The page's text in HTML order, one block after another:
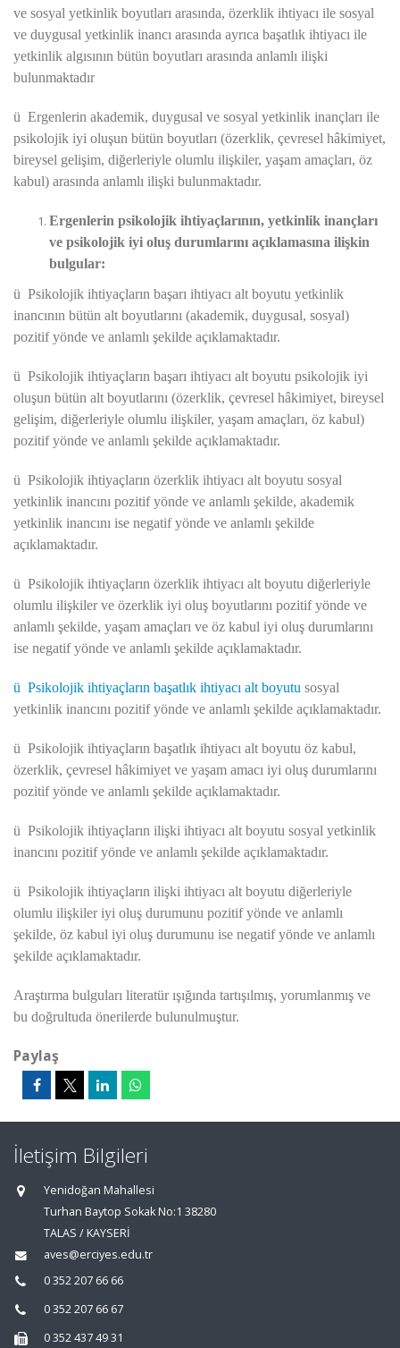
ve sosyal yetkinlik boyutları arasında, özerklik ihtiyacı ile sosyal
ve duygusal yetkinlik inancı arasında ayrıca başatlık ihtiyacı ile
yetkinlik algısının bütün boyutları arasında anlamlı ilişki
bulunmaktadır
ü Ergenlerin akademik, duygusal ve sosyal yetkinlik inançları ile
psikolojik iyi oluşun bütün boyutları (özerklik, çevresel hâkimiyet,
bireysel gelişim, diğerleriyle olumlu ilişkiler, yaşam amaçları, öz
kabul) arasında anlamlı ilişki bulunmaktadır.
Ergenlerin psikolojik ihtiyaçlarının, yetkinlik inançları
ve psikolojik iyi oluş durumlarını açıklamasına ilişkin
bulgular:
ü Psikolojik ihtiyaçların başarı ihtiyacı alt boyutu yetkinlik
inancının bütün alt boyutlarını (akademik, duygusal, sosyal)
pozitif yönde ve anlamlı şekilde açıklamaktadır.
ü Psikolojik ihtiyaçların başarı ihtiyacı alt boyutu psikolojik iyi
oluşun bütün alt boyutlarını (özerklik, çevresel hâkimiyet, bireysel
gelişim, diğerleriyle olumlu ilişkiler, yaşam amaçları, öz kabul)
pozitif yönde ve anlamlı şekilde açıklamaktadır.
ü Psikolojik ihtiyaçların özerklik ihtiyacı alt boyutu sosyal
yetkinlik inancını pozitif yönde ve anlamlı şekilde, akademik
yetkinlik inancını ise negatif yönde ve anlamlı şekilde
açıklamaktadır.
ü Psikolojik ihtiyaçların özerklik ihtiyacı alt boyutu diğerleriyle
olumlu ilişkiler ve özerklik iyi oluş boyutlarını pozitif yönde ve
anlamlı şekilde, yaşam amaçları ve öz kabul iyi oluş durumlarını
ise negatif yönde ve anlamlı şekilde açıklamaktadır.
ü Psikolojik ihtiyaçların başatlık ihtiyacı alt boyutu sosyal
yetkinlik inancını pozitif yönde ve anlamlı şekilde açıklamaktadır.
ü Psikolojik ihtiyaçların başatlık ihtiyacı alt boyutu öz kabul,
özerklik, çevresel hâkimiyet ve yaşam amacı iyi oluş durumlarını
pozitif yönde ve anlamlı şekilde açıklamaktadır.
ü Psikolojik ihtiyaçların ilişki ihtiyacı alt boyutu sosyal yetkinlik
inancını pozitif yönde ve anlamlı şekilde açıklamaktadır.
ü Psikolojik ihtiyaçların ilişki ihtiyacı alt boyutu diğerleriyle
olumlu ilişkiler iyi oluş durumunu pozitif yönde ve anlamlı
şekilde, öz kabul iyi oluş durumunu ise negatif yönde ve anlamlı
şekilde açıklamaktadır.
Araştırma bulguları literatür ışığında tartışılmış, yorumlanmış ve
bu doğrultuda önerilerde bulunulmuştur.
Paylaş
İletişim Bilgileri
Yenidoğan Mahallesi
Turhan Baytop Sokak No:1 38280
TALAS / KAYSERİ
aves@erciyes.edu.tr
0 352 207 66 66
0 352 207 66 67
0 352 437 49 31